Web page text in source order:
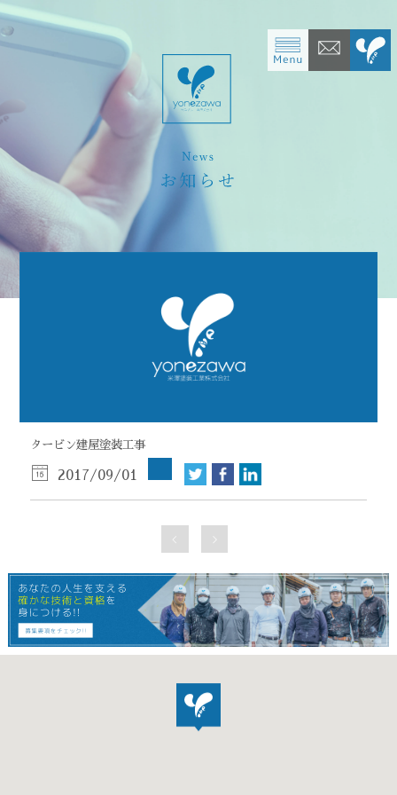
タービン建屋塗装工事
2017/09/01